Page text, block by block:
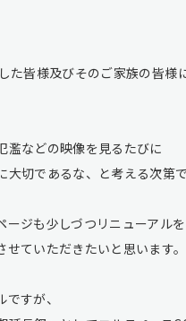
た皆様及びそのご家族の皆様
濫などの映像を見るたびに
大切であるな、と考える次第
ージも少しづつリニューアルを
せていただきたいと思います。
すが、